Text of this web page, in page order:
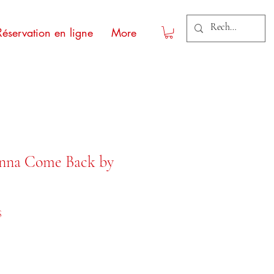
en ligne More
Come Back by